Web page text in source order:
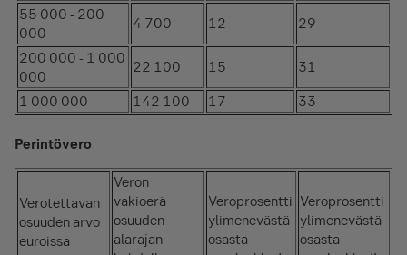
55 000 - 200
000
4 700 12
29
200 000 - 1 000
000
22 100 15
31
1 000 000 -
142 100 17 33
Perintövero
Verotettavan
osuuden arvo
euroissa
Veron
vakioerä
osuuden
alarajan
Veroprosentti
ylimenevästä
osasta
Veroprosentti
ylimenevästä
osasta